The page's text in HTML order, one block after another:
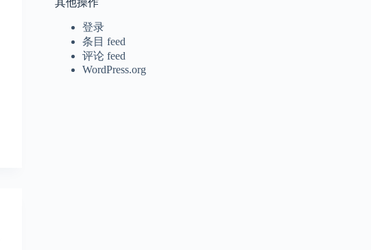
其他操作
登录
条目 feed
评论 feed
WordPress.org